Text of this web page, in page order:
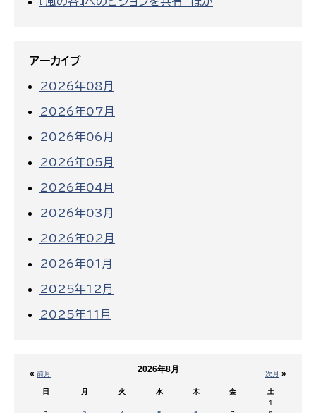
アーカイブ
2026年08月
2026年07月
2026年06月
2026年05月
2026年04月
2026年03月
2026年02月
2026年01月
2025年12月
2025年11月
« 前月 次月 »
2026年8月
日 月 火 水 木 金
土
1